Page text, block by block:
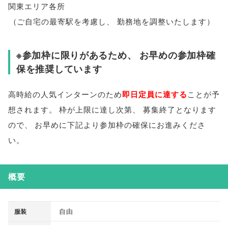
関東エリア各所
（ご自宅の最寄駅を考慮し 、 勤務地を調整いたします）
※参加枠に限りがあるため、
お早めの参加枠確
保を推奨しています
高時給の人気インターンのため即日定員に達することが予
想されます。 枠が上限に達し次第、
募集終了となります
ので、
お早めに下記より参加枠の確保にお進みくださ
い。
概要
服装 自由